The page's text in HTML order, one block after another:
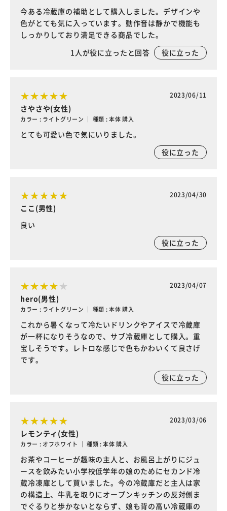
今ある冷蔵庫の補助として購入しました。デザインや
色がとても気に入っています。動作音は静かで機能も
しっかりしており満足できる商品でした。
1人が役に立ったと回答 役に立った
2023/06/11
さやさや(女性)
カラー : ライトグリーン ｜ 種類 : 本体 購入
とても可愛い色で気にいりました。
役に立った
2023/04/30
ここ(男性)
良い
役に立った
2023/04/07
hero(男性)
カラー : ライトグリーン ｜ 種類 : 本体 購入
これから暑くなって冷たいドリンクやアイスで冷蔵庫
が一杯になりそうなので、サブ冷蔵庫として購入。重
宝しそうです。レトロな感じで色もかわいくて良さげ
です。
役に立った
2023/03/06
レモンティ(女性)
カラー : オフホワイト ｜ 種類 : 本体 購入
お茶やコーヒーが趣味の主人と、お風呂上がりにジュ
ースを飲みたい小学校低学年の娘のためにセカンド冷
蔵冷凍庫として買いました。今の冷蔵庫だと主人は家
の構造上、牛乳を取りにオープンキッチンの反対側ま
でぐるりと歩かないとならず、娘も背の高い冷蔵庫の